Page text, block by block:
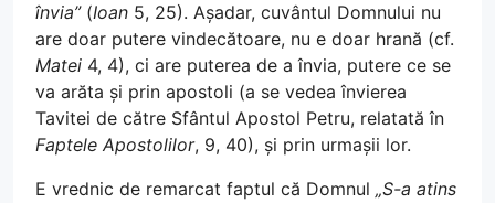
învia”(Ioan 5, 25). Așadar, cuvântul Domnului nu
are doar putere vindecătoare, nu e doar hrană (cf.
Matei 4, 4), ci are puterea de a învia, putere ce se
va arăta și prin apostoli (a se vedea învierea
Tavitei de către Sfântul Apostol Petru, relatată în
Faptele Apostolilor, 9, 40), și prin urmașii lor.
E vrednic de remarcat faptul că Domnul „S-a atins